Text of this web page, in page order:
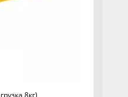
8кг)